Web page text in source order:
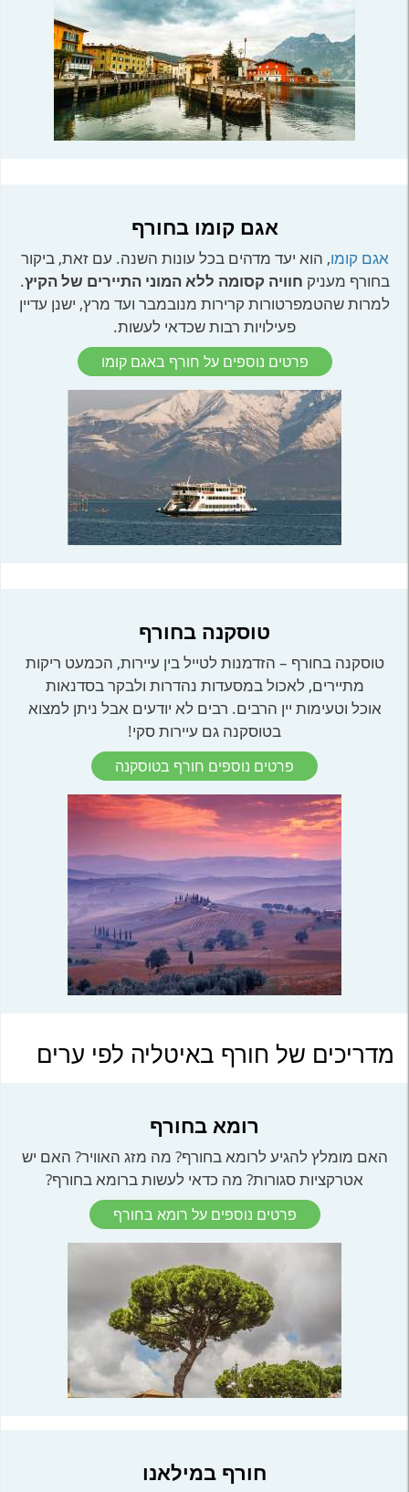
אגם קומו בחורף
אגם קומו, הוא יעד מדהים בכל עונות השנה. עם זאת, ביקור
בחורף מעניק חוויה קסומה ללא המוני התיירים של הקיץ.
למרות שהטמפרטורות קרירות מנובמבר ועד מרץ, ישנן עדיין
פעילויות רבות שכדאי לעשות.
פרטים נוספים על חורף באגם קומו
טוסקנה בחורף
טוסקנה בחורף – הזדמנות לטייל בין עיירות, הכמעט ריקות
מתיירים, לאכול במסעדות נהדרות ולבקר בסדנאות
אוכל וטעימות יין הרבים. רבים לא יודעים אבל ניתן למצוא
בטוסקנה גם עיירות סקי!
פרטים נוספים חורף בטוסקנה
מדריכים של חורף באיטליה לפי ערים
רומא בחורף
האם מומלץ להגיע לרומא בחורף? מה מזג האוויר? האם יש
אטרקציות סגורות? מה כדאי לעשות ברומא בחורף?
פרטים נוספים על רומא בחורף
חורף במילאנו